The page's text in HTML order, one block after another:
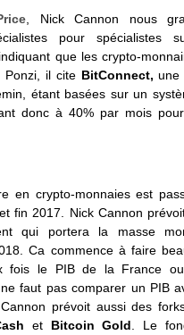
, Nick Cannon nous
pour spécialistes
que les crypto-
Ponzi, il cite BitConnect,une
étant basées sur un
donc à 40% par mois
en crypto-monnaies est
fin 2017. Nick Cannon
qui portera la masse
Ca commence à faire
fois le PIB de la France
ne faut pas comparer un PIB
prévoit aussi des
et Bitcoin Gold . Le